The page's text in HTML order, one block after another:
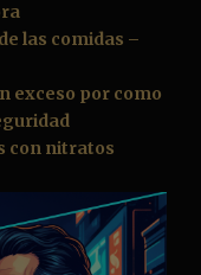
las comidas –
exceso por como
con nitratos